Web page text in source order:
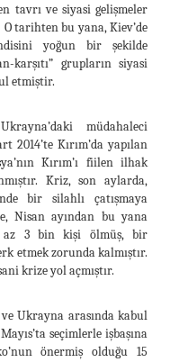
tavrı ve siyasi gelişmeler
tarihten bu yana, Kiev’de
yoğun bir şekilde
karşıtı” grupların siyasi
etmiştir.
müdahaleci
2014’te Kırım’da yapılan
Kırım’ı fiilen ilhak
Kriz, son aylarda,
bir silahlı çatışmaya
Nisan ayından bu yana
az 3 bin kişi ölmüş, bir
etmek zorunda kalmıştır.
krize yol açmıştır.
ve Ukrayna arasında kabul
seçimlerle işbaşına
önermiş olduğu 15